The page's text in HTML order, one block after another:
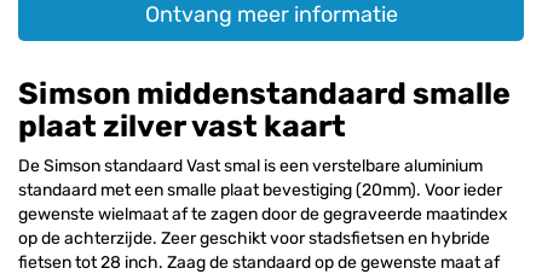
Ontvang meer informatie
Simson middenstandaard smalle
plaat zilver vast kaart
De Simson standaard Vast smal is een verstelbare aluminium
standaard met een smalle plaat bevestiging (20mm). Voor ieder
gewenste wielmaat af te zagen door de gegraveerde maatindex
op de achterzijde. Zeer geschikt voor stadsfietsen en hybride
fietsen tot 28 inch. Zaag de standaard op de gewenste maat af